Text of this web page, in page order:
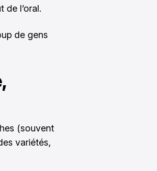
de l’oral.
de gens
(souvent
variétés,